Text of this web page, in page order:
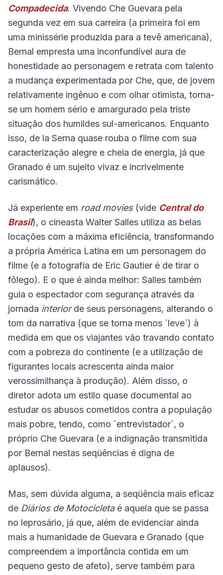
Compadecida. Vivendo Che Guevara pela
segunda vez em sua carreira (a primeira foi em
uma minissérie produzida para a tevê americana),
Bernal empresta uma inconfundível aura de
honestidade ao personagem e retrata com talento
a mudança experimentada por Che, que, de jovem
relativamente ingênuo e com olhar otimista, torna-
se um homem sério e amargurado pela triste
situação dos humildes sul-americanos. Enquanto
isso, de la Serna quase rouba o filme com sua
caracterização alegre e cheia de energia, já que
Granado é um sujeito vivaz e incrivelmente
carismático.
Já experiente em road movies (vide Central do
Brasil), o cineasta Walter Salles utiliza as belas
locações com a máxima eficiência, transformando
a própria América Latina em um personagem do
filme (e a fotografia de Eric Gautier é de tirar o
fôlego). E o que é ainda melhor: Salles também
guia o espectador com segurança através da
jornada interiorde seus personagens, alterando o
tom da narrativa (que se torna menos `leve`) à
medida em que os viajantes vão travando contato
com a pobreza do continente (e a utilização de
figurantes locais acrescenta ainda maior
verossimilhança à produção). Além disso, o
diretor adota um estilo quase documental ao
estudar os abusos cometidos contra a população
mais pobre, tendo, como `entrevistador`, o
próprio Che Guevara (e a indignação transmitida
por Bernal nestas seqüências é digna de
aplausos).
Mas, sem dúvida alguma, a seqüência mais eficaz
de Diários de Motocicleta é aquela que se passa
no leprosário, já que, além de evidenciar ainda
mais a humanidade de Guevara e Granado (que
compreendem a importância contida em um
pequeno gesto de afeto), serve também para